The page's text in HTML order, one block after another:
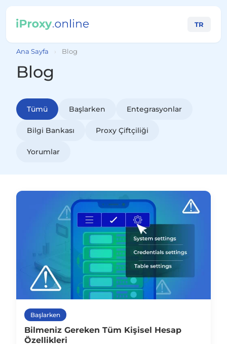
TR
Ana Sayfa › Blog
Blog
Tümü Başlarken Entegrasyonlar
Bilgi Bankası Proxy Çiftçiliği
Yorumlar
Başlarken
Bilmeniz Gereken Tüm Kişisel Hesap
Özellikleri